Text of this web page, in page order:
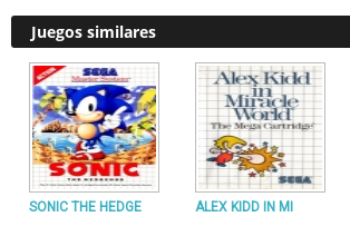
Juegos similares
SONIC THE HEDGE ALEX KIDD IN MI